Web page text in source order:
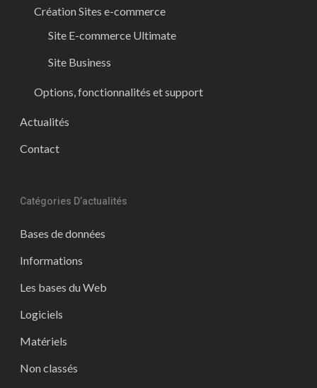
Création Sites e-commerce
Site E-commerce Ultimate
Site Business
Options, fonctionnalités et support
Actualités
Contact
Catégories D’actualités
Bases de données
Informations
Les bases du Web
Logiciels
Matériels
Non classés